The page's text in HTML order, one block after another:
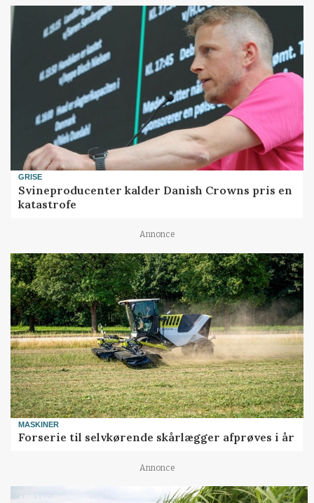
GRISE
Svineproducenter kalder Danish Crowns pris en
katastrofe
Annonce
MASKINER
Forserie til selvkørende skårlægger afprøves i år
Annonce
ARRANGEMENT